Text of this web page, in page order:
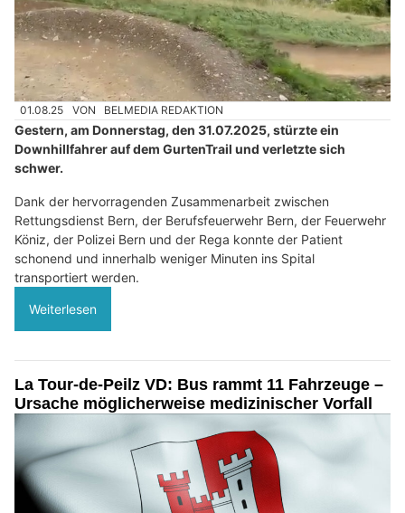
01.08.25 VON BELMEDIA REDAKTION
Gestern, am Donnerstag, den 31.07.2025, stürzte ein
Downhillfahrer auf dem GurtenTrail und verletzte sich
schwer.
Dank der hervorragenden Zusammenarbeit zwischen
Rettungsdienst Bern, der Berufsfeuerwehr Bern, der Feuerwehr
Köniz, der Polizei Bern und der Rega konnte der Patient
schonend und innerhalb weniger Minuten ins Spital
transportiert werden.
Weiterlesen
La Tour-de-Peilz VD: Bus rammt 11 Fahrzeuge –
Ursache möglicherweise medizinischer Vorfall